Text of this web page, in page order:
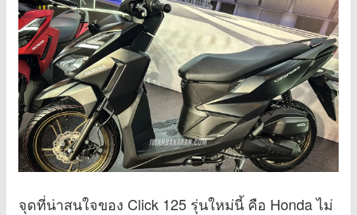
จุดที่น่าสนใจของ Click 125 รุ่นใหม่นี้ คือ Honda ไม่